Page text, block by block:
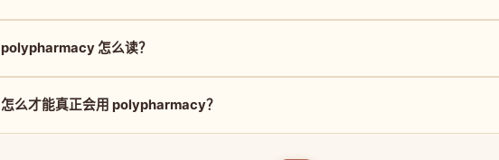
polypharmacy 怎么读？
怎么才能真正会用 polypharmacy？